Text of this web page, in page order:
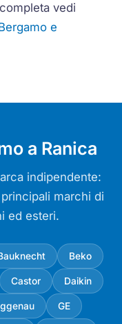
vedi
e
a Ranica
indipendente:
marchi di
ed esteri.
Beko
Castor Daikin
GE